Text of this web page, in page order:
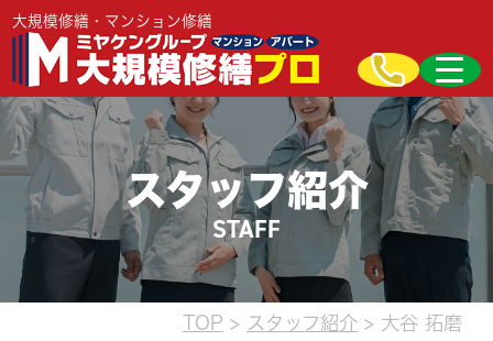
大規模修繕・マンション修繕
スタッフ紹介
STAFF
TOP > スタッフ紹介 > 大谷 拓磨